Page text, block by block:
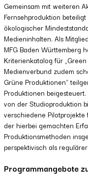
Gemeinsam mit weiteren
Fernsehproduktion
ökologischer
Medieninhalten. Als
MFG Baden Württemberg
Kriterienkatalog für
Medienverbund zudem
Grüne Produktionen“
Produktionen
von der Studioproduktion
verschiedene
der hierbei gemachten
Produktionsmethoden
perspektivisch als
Programmangebote